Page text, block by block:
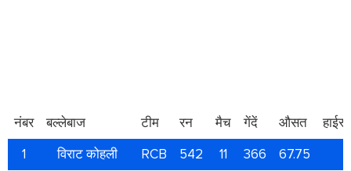
नंबर बल्लेबाज टीम रन मैच गेंदें औसत
1
विराट कोहली RCB 542 11 366 67.75